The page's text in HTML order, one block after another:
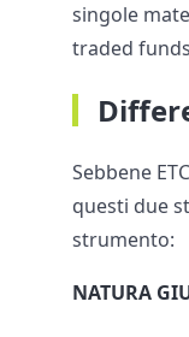
singole
traded
Sebbene
questi due
strumento:
NATURA